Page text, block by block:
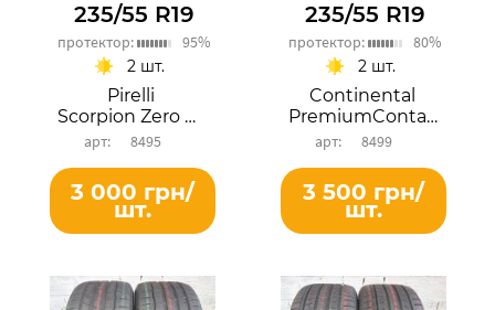
235/55 R19
протектор: 95%
Pirelli
Scorpion Zero All Season
8495
2 шт.
3 000 грн/
шт.
235/55 R19
протектор: 80%
Continental
PremiumContact 6
8499
2 шт.
3 500 грн/
шт.